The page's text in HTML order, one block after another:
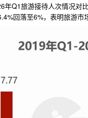
年Q1旅游接待人次情况对
回落至6%，表明旅游市